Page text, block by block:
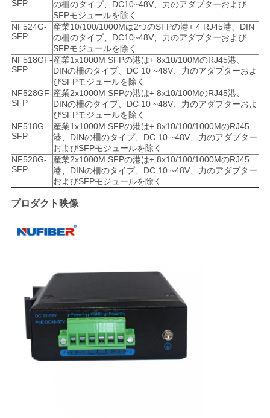
SFP
の柵のタイプ、DC10~48V、力のアダプターおよび
SFPモジュールを除く
NF524G-
SFP
産業10/100/1000Mは2つのSFPの港+ 4 RJ45港、DIN
の柵のタイプ、DC10~48V、力のアダプターおよび
SFPモジュールを除く
NF518GF-
SFP
産業1x1000M SFPの港は+ 8x10/100MのRJ45港、
DINの柵のタイプ、DC 10 ~48V、力のアダプターおよ
びSFPモジュールを除く
NF528GF-
SFP
産業2x1000M SFPの港は+ 8x10/100MのRJ45港、
DINの柵のタイプ、DC 10 ~48V、力のアダプターおよ
びSFPモジュールを除く
NF518G-
SFP
産業1x1000M SFPの港は+ 8x10/100/1000MのRJ45
港、DINの柵のタイプ、DC 10 ~48V、力のアダプター
およびSFPモジュールを除く
NF528G-
SFP
産業2x1000M SFPの港は+ 8x10/100/1000MのRJ45
港、DINの柵のタイプ、DC 10 ~48V、力のアダプター
およびSFPモジュールを除く
プロダクト映像